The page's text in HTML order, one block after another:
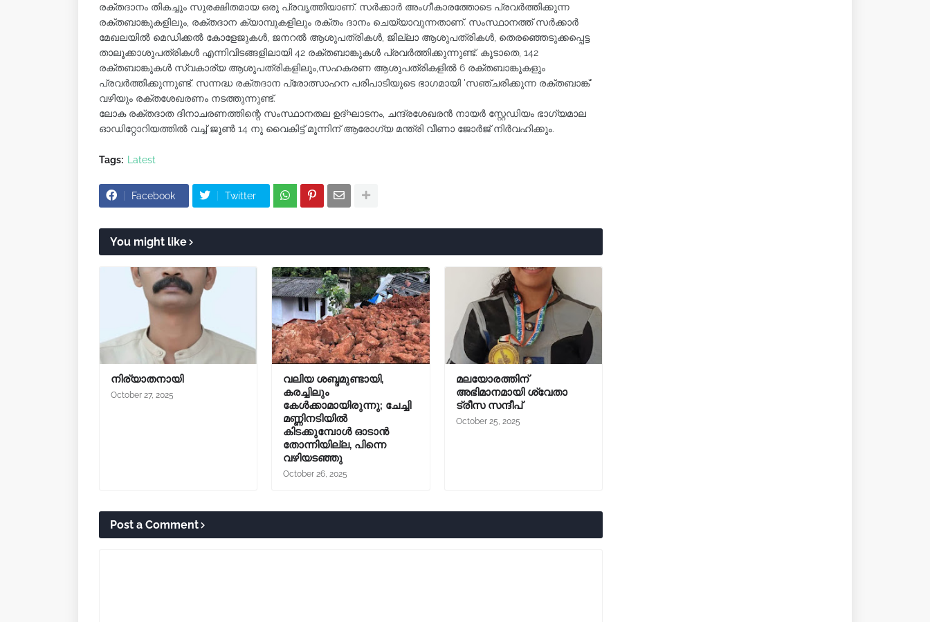
രക്തദാനം തികച്ചും സുരക്ഷിതമായ ഒരു പ്രവൃത്തിയാണ്. സർക്കാർ അംഗീകാരത്തോടെ പ്രവർത്തിക്കുന്ന
രക്തബാങ്കുകളിലും, രക്തദാന ക്യാമ്പുകളിലും രക്തം ദാനം ചെയ്യാവുന്നതാണ്. സംസ്ഥാനത്ത് സർക്കാർ
മേഖലയിൽ മെഡിക്കൽ കോളേജുകൾ, ജനറൽ ആശുപത്രികൾ, ജില്ലാ ആശുപത്രികൾ, തെരഞ്ഞെടുക്കപ്പെട്ട
താലൂക്കാശുപത്രികൾ എന്നിവിടങ്ങളിലായി 42 രക്തബാങ്കുകൾ പ്രവർത്തിക്കുന്നുണ്ട്. കൂടാതെ, 142
രക്തബാങ്കുകൾ സ്വകാര്യ ആശുപത്രികളിലും,സഹകരണ ആശുപത്രികളിൽ 6 രക്തബാങ്കുകളും
പ്രവർത്തിക്കുന്നുണ്ട്. സന്നദ്ധ രക്തദാന പ്രോത്സാഹന പരിപാടിയുടെ ഭാഗമായി 'സഞ്ചരിക്കുന്ന രക്തബാങ്ക്'
വഴിയും രക്തശേഖരണം നടത്തുന്നുണ്ട്.
ലോക രക്തദാത ദിനാചരണത്തിന്റെ സംസ്ഥാനതല ഉദ്ഘാടനം, ചന്ദ്രശേഖരൻ നായർ സ്റ്റേഡിയം ഭാഗ്യമാല
ഓഡിറ്റോറിയത്തിൽ വച്ച് ജൂൺ 14 നു വൈകിട്ട് മൂന്നിന് ആരോഗ്യ മന്ത്രി വീണാ ജോർജ് നിർവഹിക്കും.
Tags: Latest
Facebook Twitter
You might like
നിര്യാതനായി
October 27, 2025
വലിയ ശബ്ദമുണ്ടായി,
കരച്ചിലും
കേൾക്കാമായിരുന്നു; ചേച്ചി
മണ്ണിനടിയിൽ
കിടക്കുമ്പോൾ ഓടാൻ
തോന്നിയില്ല, പിന്നെ
വഴിയടഞ്ഞു
October 26, 2025
മലയോരത്തിന്
അഭിമാനമായി ശ്വേതാ
ട്രീസ സന്ദീപ്
October 25, 2025
Post a Comment